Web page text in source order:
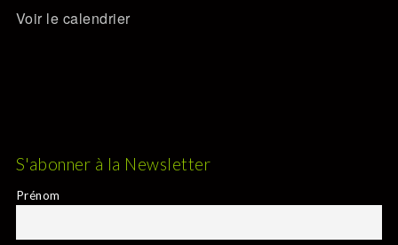
Voir le calendrier
S'abonner à la Newsletter
Prénom